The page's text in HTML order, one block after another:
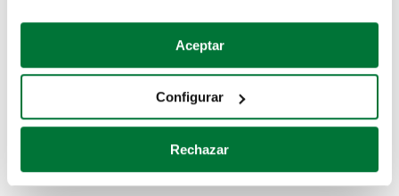
Si lo permite, también quisiéramos:
Recopilar información sobre su ubicación geográfica
Identificar su dispositivo analizándolo activamente
para buscar características específicas (huellas
Obtenga más información sobre cómo se procesan sus
Aceptar
Configurar
Rechazar
Coches de segunda mano
Coches de km0